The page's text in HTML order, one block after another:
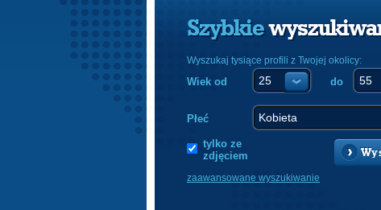
Szybkie
Wyszukaj tysiące profili z Twojej okolicy:
Wiek od do
Płeć
tylko ze
zdjęciem
zaawansowane wyszukiwanie